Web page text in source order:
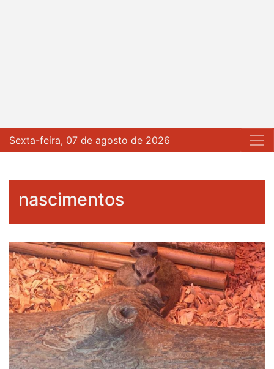
Sexta-feira, 07 de agosto de 2026
nascimentos